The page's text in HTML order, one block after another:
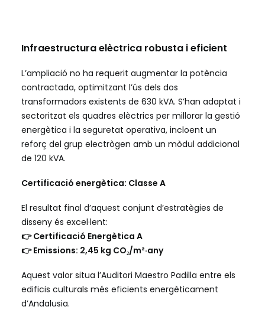
Infraestructura elèctrica robusta i eficient
L’ampliació no ha requerit augmentar la potència
contractada, optimitzant l’ús dels dos
transformadors existents de 630 kVA. S’han adaptat i
sectoritzat els quadres elèctrics per millorar la gestió
energètica i la seguretat operativa, incloent un
reforç del grup electrògen amb un mòdul addicional
de 120 kVA.
Certificació energètica: Classe A
El resultat final d’aquest conjunt d’estratègies de
disseny és excel·lent:
👉 Certificació Energètica A
👉 Emissions: 2,45 kg CO₂/m²·any
Aquest valor situa l’Auditori Maestro Padilla entre els
edificis culturals més eficients energèticament
d’Andalusia.